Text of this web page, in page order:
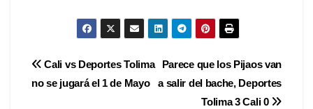
Navegación Parece que los Pijaos van
a salir del bache, Deportes
Tolima 3 Cali 0
Cali vs Deportes Tolima
no se jugará el 1 de Mayo